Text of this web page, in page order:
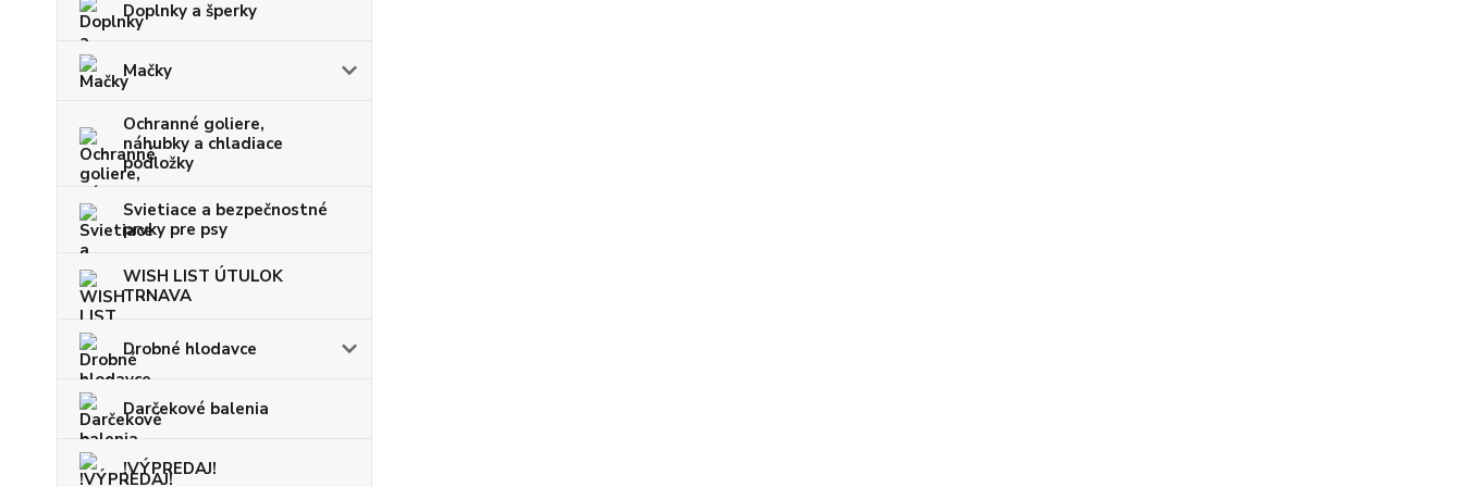
Doplnky a šperky
Mačky
Ochranné goliere,
náhubky a chladiace
podložky
Svietiace a bezpečnostné
prvky pre psy
WISH LIST ÚTULOK
TRNAVA
Drobné hlodavce
Darčekové balenia
!VÝPREDAJ!